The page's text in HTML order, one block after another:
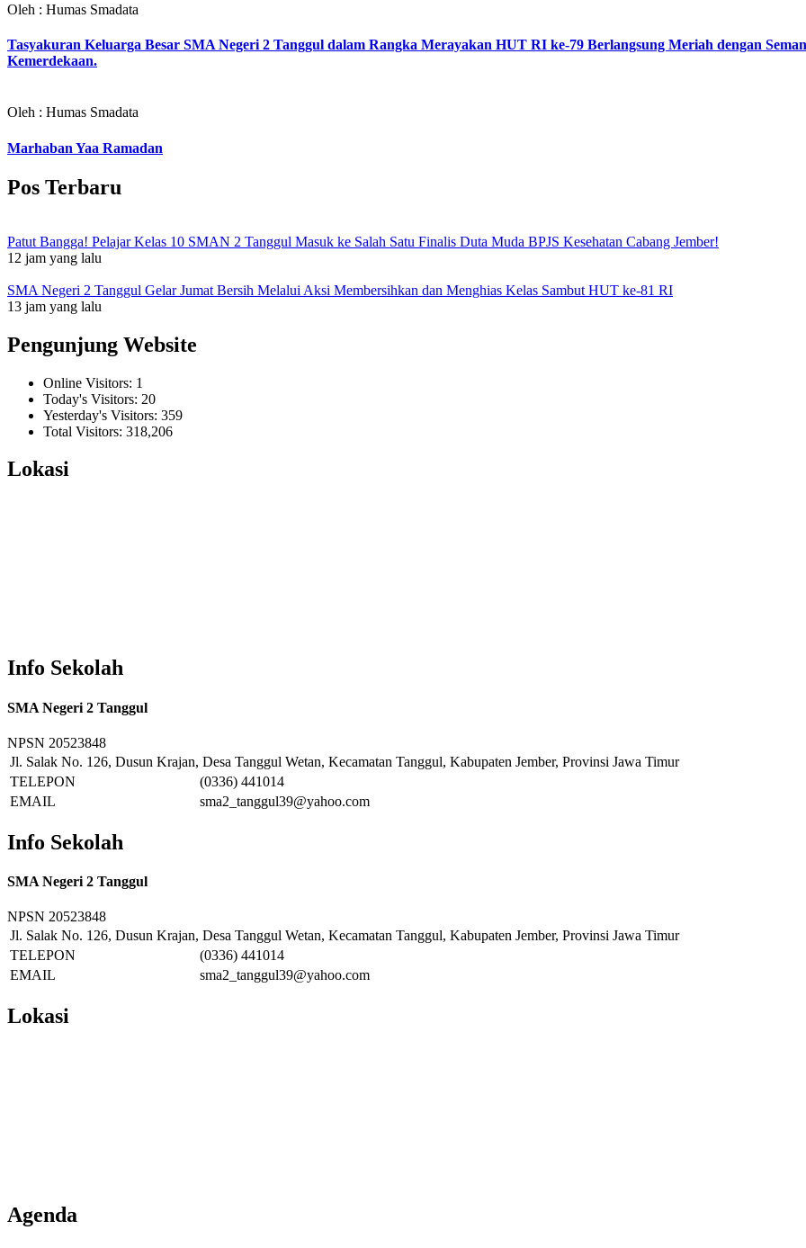
Oleh : Humas Smadata
Tasyakuran Keluarga Besar SMA Negeri 2 Tanggul dalam Rangka Merayakan HUT RI ke-79 Berlangsung Meriah dengan
Kemerdekaan.
Oleh : Humas Smadata
Marhaban Yaa Ramadan
Pos Terbaru
Patut Bangga! Pelajar Kelas 10 SMAN 2 Tanggul Masuk ke Salah Satu Finalis Duta Muda BPJS Kesehatan Cabang Jember!
12 jam yang lalu
SMA Negeri 2 Tanggul Gelar Jumat Bersih Melalui Aksi Membersihkan dan Menghias Kelas Sambut HUT ke-81 RI
13 jam yang lalu
Pengunjung Website
Online Visitors: 1
Today's Visitors: 20
Yesterday's Visitors: 359
Total Visitors: 318,206
Lokasi
Info Sekolah
SMA Negeri 2 Tanggul
NPSN 20523848
Jl. Salak No. 126, Dusun Krajan, Desa Tanggul Wetan, Kecamatan Tanggul, Kabupaten Jember, Provinsi Jawa Timur
TELEPON
(0336) 441014
EMAIL
sma2_tanggul39@yahoo.com
Info Sekolah
SMA Negeri 2 Tanggul
NPSN 20523848
Jl. Salak No. 126, Dusun Krajan, Desa Tanggul Wetan, Kecamatan Tanggul, Kabupaten Jember, Provinsi Jawa Timur
TELEPON
(0336) 441014
EMAIL
sma2_tanggul39@yahoo.com
Lokasi
Agenda